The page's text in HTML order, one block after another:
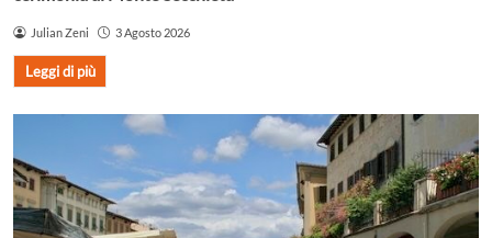
Julian Zeni 3 Agosto 2026
Leggi di più